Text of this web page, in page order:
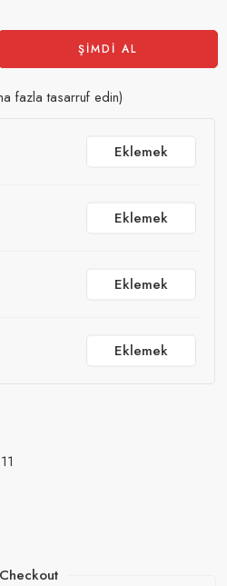
ŞIMDI AL
fazla tasarruf edin)
Eklemek
Eklemek
Eklemek
Eklemek